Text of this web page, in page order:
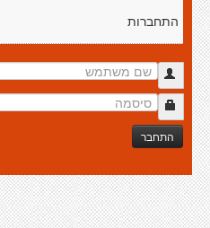
התחברות
התחבר